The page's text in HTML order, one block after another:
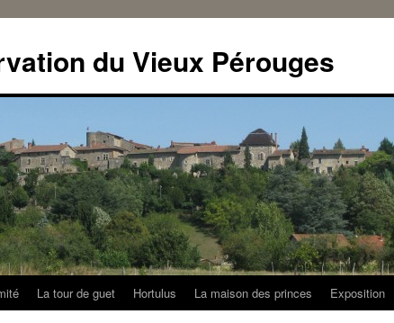
du Vieux Pérouges
La tour de guet Hortulus La maison des princes Exposition